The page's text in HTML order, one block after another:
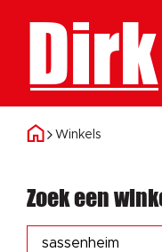
Dirk
Winkels
Zoek een